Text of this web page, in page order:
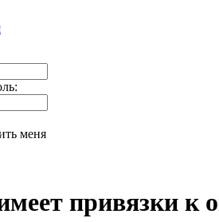
меня
привязки к